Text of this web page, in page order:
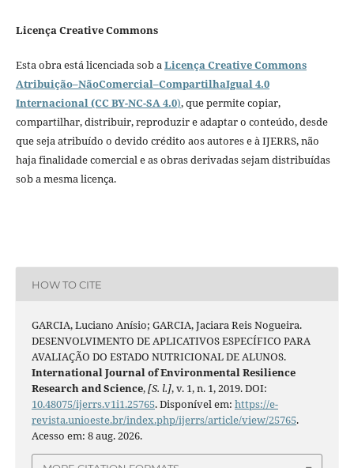
Licença Creative Commons
Esta obra está licenciada sob aLicença Creative Commons
Atribuição–NãoComercial–CompartilhaIgual 4.0
Internacional (CC BY-NC-SA 4.0), que permite copiar,
compartilhar, distribuir, reproduzir e adaptar o conteúdo, desde
que seja atribuído o devido crédito aos autores e à IJERRS, não
haja finalidade comercial e as obras derivadas sejam distribuídas
sob a mesma licença.
HOW TO CITE
GARCIA, Luciano Anísio; GARCIA, Jaciara Reis Nogueira.
DESENVOLVIMENTO DE APLICATIVOS ESPECÍFICO PARA
AVALIAÇÃO DO ESTADO NUTRICIONAL DE ALUNOS.
International Journal of Environmental Resilience
Research and Science,[S. l.], v. 1, n. 1, 2019. DOI:
10.48075/ijerrs.v1i1.25765. Disponível em: https://e-
revista.unioeste.br/index.php/ijerrs/article/view/25765.
Acesso em: 8 aug. 2026.